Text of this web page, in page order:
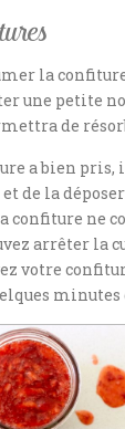
la
une petite
de
a bien pris,
de la déposer
confiture ne
arrêter la
votre
minutes